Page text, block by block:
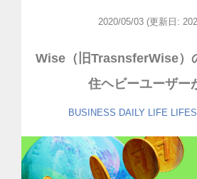
2020/05/03 (更新日:
Wise（旧TrasnsferWise）
住ヘビーユーザー
BUSINESS DAILY LIFE